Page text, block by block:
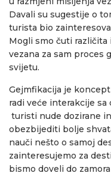
Davali su sugestije o
turista bio
Mogli smo čuti
vezana za sam proces
svijetu.
Gejmfikacija je
radi veće interakcije sa
turisti nude dozirane
obezbijediti bolje
nauči nešto o samoj
zainteresujemo za
bismo doveli do